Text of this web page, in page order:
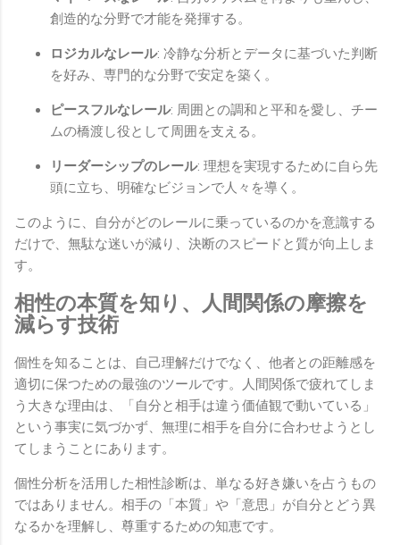
創造的な分野で才能を発揮する。
ロジカルなレール: 冷静な分析とデータに基づいた判断
を好み、専門的な分野で安定を築く。
ピースフルなレール: 周囲との調和と平和を愛し、チー
ムの橋渡し役として周囲を支える。
リーダーシップのレール: 理想を実現するために自ら先
頭に立ち、明確なビジョンで人々を導く。
このように、自分がどのレールに乗っているのかを意識する
だけで、無駄な迷いが減り、決断のスピードと質が向上しま
す。
相性の本質を知り、人間関係の摩擦を
減らす技術
個性を知ることは、自己理解だけでなく、他者との距離感を
適切に保つための最強のツールです。人間関係で疲れてしま
う大きな理由は、「自分と相手は違う価値観で動いている」
という事実に気づかず、無理に相手を自分に合わせようとし
てしまうことにあります。
個性分析を活用した相性診断は、単なる好き嫌いを占うもの
ではありません。相手の「本質」や「意思」が自分とどう異
なるかを理解し、尊重するための知恵です。